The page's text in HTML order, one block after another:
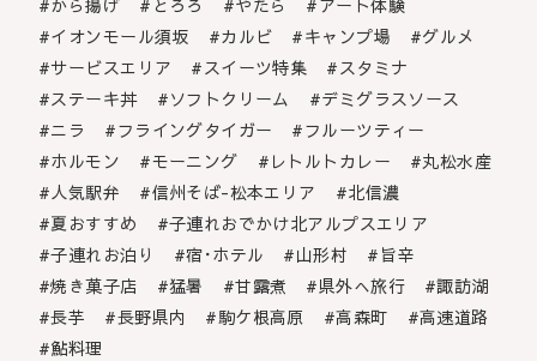
から揚げ
とろろ やたら
アート体験
イオンモール須坂
カルビ キャンプ場
グルメ
サービスエリア
スイーツ特集
スタミナ
ステーキ丼
ソフトクリーム
デミグラスソース
ニラ
フライングタイガー
フルーツティー
ホルモン
モーニング レトルトカレー
丸松水産
人気駅弁
信州そば-松本エリア
北信濃
夏おすすめ
子連れおでかけ北アルプスエリア
子連れお泊り
宿･ホテル 山形村
旨辛
焼き菓子店
猛暑 甘露煮 県外へ旅行
諏訪湖
長芋
長野県内 駒ケ根高原 高森町
高速道路
鮎料理